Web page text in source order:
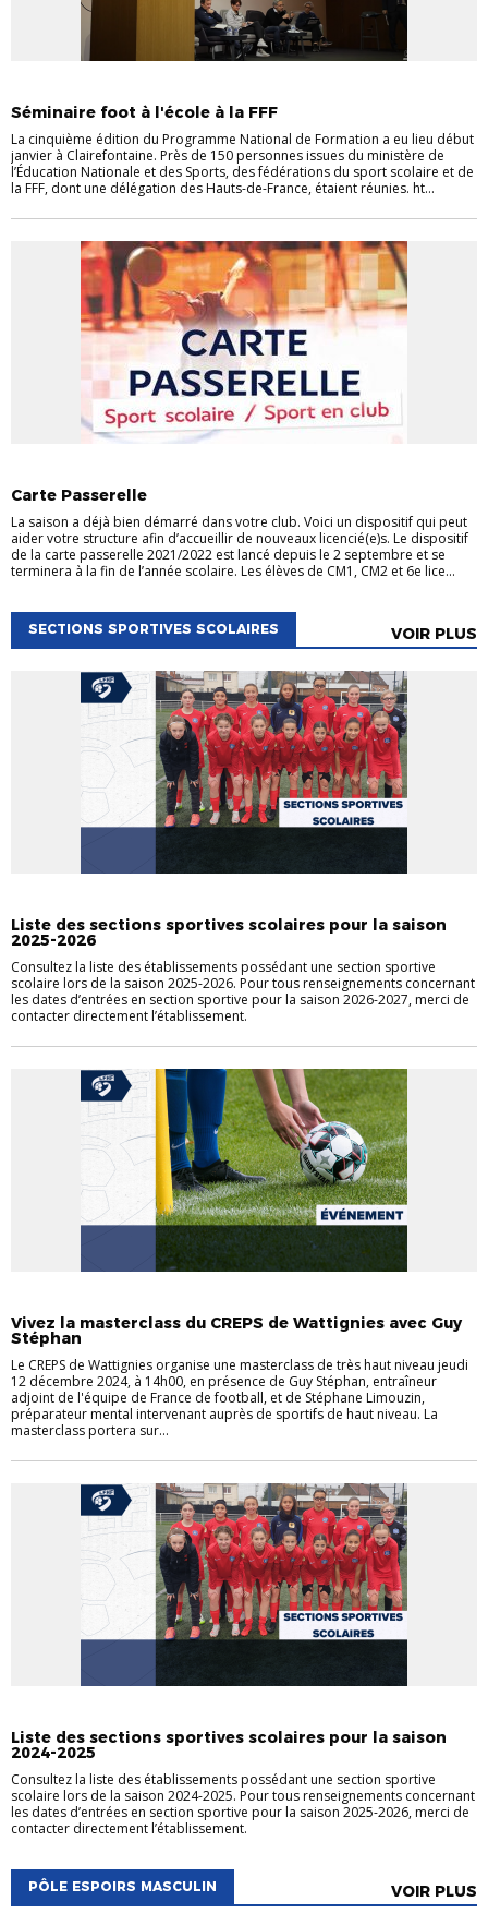
Séminaire foot à l'école à la FFF
La cinquième édition du Programme National de Formation a eu lieu début
janvier à Clairefontaine. Près de 150 personnes issues du ministère de
l’Éducation Nationale et des Sports, des fédérations du sport scolaire et de
la FFF, dont une délégation des Hauts-de-France, étaient réunies. ht...
Carte Passerelle
La saison a déjà bien démarré dans votre club. Voici un dispositif qui peut
aider votre structure afin d’accueillir de nouveaux licencié(e)s. Le dispositif
de la carte passerelle 2021/2022 est lancé depuis le 2 septembre et se
terminera à la fin de l’année scolaire. Les élèves de CM1, CM2 et 6e lice...
SECTIONS SPORTIVES SCOLAIRES VOIR PLUS
Liste des sections sportives scolaires pour la saison
2025-2026
Consultez la liste des établissements possédant une section sportive
scolaire lors de la saison 2025-2026. Pour tous renseignements concernant
les dates d’entrées en section sportive pour la saison 2026-2027, merci de
contacter directement l’établissement.
Vivez la masterclass du CREPS de Wattignies avec Guy
Stéphan
Le CREPS de Wattignies organise une masterclass de très haut niveau jeudi
12 décembre 2024, à 14h00, en présence de Guy Stéphan, entraîneur
adjoint de l'équipe de France de football, et de Stéphane Limouzin,
préparateur mental intervenant auprès de sportifs de haut niveau. La
masterclass portera sur...
Liste des sections sportives scolaires pour la saison
2024-2025
Consultez la liste des établissements possédant une section sportive
scolaire lors de la saison 2024-2025. Pour tous renseignements concernant
les dates d’entrées en section sportive pour la saison 2025-2026, merci de
contacter directement l’établissement.
PÔLE ESPOIRS MASCULIN VOIR PLUS